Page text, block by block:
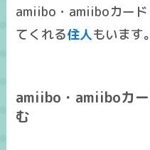
amiibo・amiiboカー
てくれる住人もいます。
amiibo・amiiboカ
む